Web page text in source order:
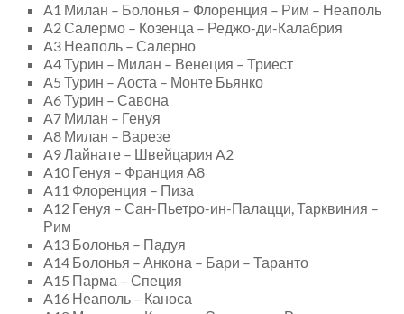
A1 Милан – Болонья – Флоренция – Рим – Неаполь
A2 Салермо – Козенца – Реджо-ди-Калабрия
A3 Неаполь – Салерно
A4 Турин – Милан – Венеция – Триест
A5 Турин – Аоста – Монте Бьянко
A6 Турин – Савона
A7 Милан – Генуя
A8 Милан – Варезе
A9 Лайнате – Швейцария A2
A10 Генуя – Франция A8
A11 Флоренция – Пиза
A12 Генуя – Сан-Пьетро-ин-Палацци, Тарквиния –
Рим
A13 Болонья – Падуя
A14 Болонья – Анкона – Бари – Таранто
A15 Парма – Специя
A16 Неаполь – Каноса